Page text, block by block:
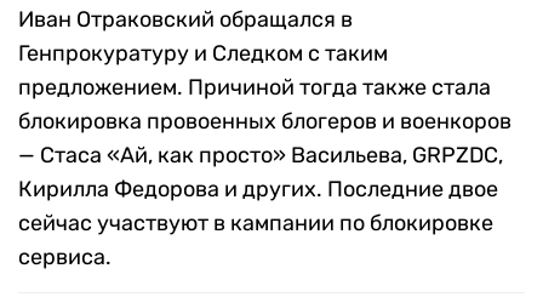
Иван Отраковский обращался в
Генпрокуратуру и Следком с таким
предложением. Причиной тогда также стала
блокировка провоенных блогеров и военкоров
— Стаса «Ай, как просто» Васильева, GRPZDC,
Кирилла Федорова и других. Последние двое
сейчас участвуют в кампании по блокировке
сервиса.